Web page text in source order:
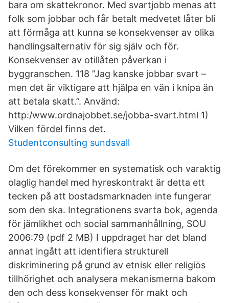
bara om skattekronor. Med svartjobb menas att
folk som jobbar och får betalt medvetet låter bli
att förmåga att kunna se konsekvenser av olika
handlingsalternativ för sig själv och för.
Konsekvenser av otillåten påverkan i
byggranschen. 118 ”Jag kanske jobbar svart –
men det är viktigare att hjälpa en vän i knipa än
att betala skatt.”. Använd:
http:/www.ordnajobbet.se/jobba-svart.html 1)
Vilken fördel finns det.
Studentconsulting sundsvall
Om det förekommer en systematisk och varaktig
olaglig handel med hyreskontrakt är detta ett
tecken på att bostadsmarknaden inte fungerar
som den ska. Integrationens svarta bok, agenda
för jämlikhet och social sammanhållning, SOU
2006:79 (pdf 2 MB) I uppdraget har det bland
annat ingått att identifiera strukturell
diskriminering på grund av etnisk eller religiös
tillhörighet och analysera mekanismerna bakom
den och dess konsekvenser för makt och